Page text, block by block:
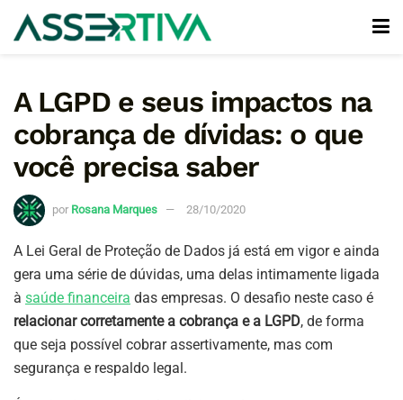
A LGPD e seus impactos na
cobrança de dívidas: o que
você precisa saber
por Rosana Marques 28/10/2020
A Lei Geral de Proteção de Dados já está em vigor e ainda
gera uma série de dúvidas, uma delas intimamente ligada
à saúde financeira das empresas. O desafio neste caso é
relacionar corretamente a cobrança e a LGPD, de forma
que seja possível cobrar assertivamente, mas com
segurança e respaldo legal.